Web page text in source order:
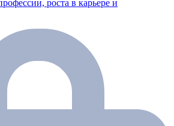
роста в карьере и